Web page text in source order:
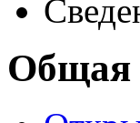
Общая